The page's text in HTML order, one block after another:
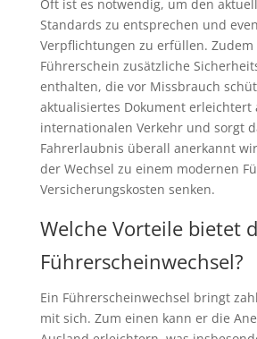
Oft ist es notwendig, um den
Standards zu entsprechen und
Verpflichtungen zu erfüllen.
Führerschein zusätzliche
enthalten, die vor Missbrauch
aktualisiertes Dokument erleichtert
internationalen Verkehr und sorgt
Fahrerlaubnis überall anerkannt
der Wechsel zu einem modernen
Versicherungskosten senken.
Welche Vorteile bietet
Führerscheinwechsel?
Ein Führerscheinwechsel bringt
mit sich. Zum einen kann er die